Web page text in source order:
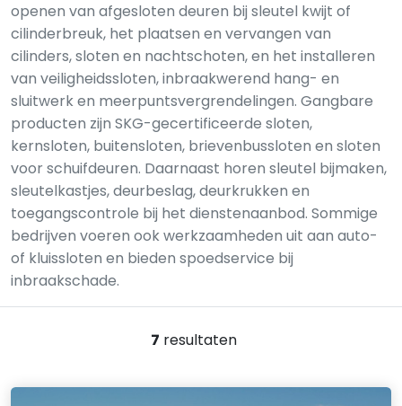
openen van afgesloten deuren bij sleutel kwijt of
cilinderbreuk, het plaatsen en vervangen van
cilinders, sloten en nachtschoten, en het installeren
van veiligheidssloten, inbraakwerend hang- en
sluitwerk en meerpuntsvergrendelingen. Gangbare
producten zijn SKG-gecertificeerde sloten,
kernsloten, buitensloten, brievenbussloten en sloten
voor schuifdeuren. Daarnaast horen sleutel bijmaken,
sleutelkastjes, deurbeslag, deurkrukken en
toegangscontrole bij het dienstenaanbod. Sommige
bedrijven voeren ook werkzaamheden uit aan auto-
of kluis­sloten en bieden spoedservice bij
inbraakschade.
7 resultaten